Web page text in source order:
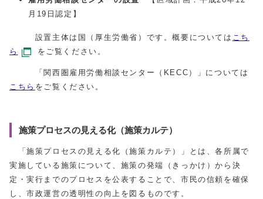
月19日認定】
設置主体は国（厚生労働省）です。概要については こち
ら
をご覧ください。
「関西圏雇用労働相談センター（KECC）」については
こちら をご覧ください。
施策プロセスの見える化（施策カルテ）
「施策プロセスの見える化（施策カルテ）」とは、各所属で
実施している施策について、施策の発端（きっかけ）から決
定・実行までのプロセスを公表することで、市民の信頼を確保
し、市政運営の透明性の向上を図るものです。